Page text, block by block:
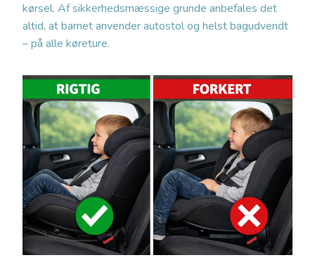
kørsel. Af sikkerhedsmæssige grunde anbefales det
altid, at barnet anvender autostol og helst bagudvendt
– på alle køreture.